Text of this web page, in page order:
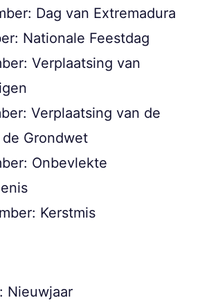
Dag van Extremadura
Nationale Feestdag
Verplaatsing van
Verplaatsing van de
de Grondwet
Onbevlekte
Kerstmis
Nieuwjaar